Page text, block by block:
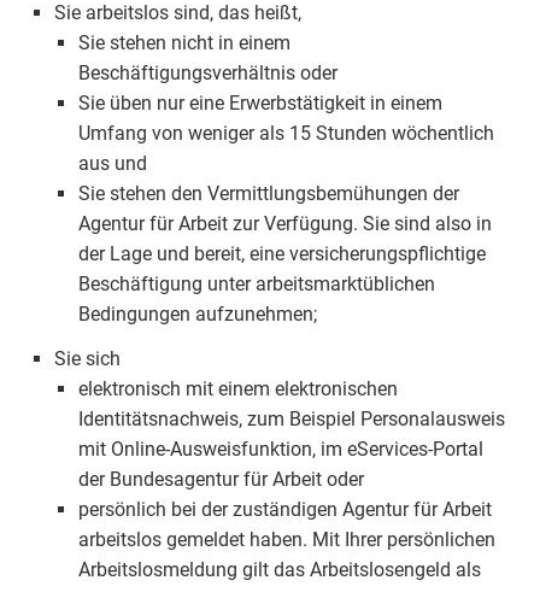
Sie arbeitslos sind, das heißt,
Sie stehen nicht in einem
Beschäftigungsverhältnis oder
Sie üben nur eine Erwerbstätigkeit in einem
Umfang von weniger als 15 Stunden wöchentlich
aus und
Sie stehen den Vermittlungsbemühungen der
Agentur für Arbeit zur Verfügung. Sie sind also in
der Lage und bereit, eine versicherungspflichtige
Beschäftigung unter arbeitsmarktüblichen
Bedingungen aufzunehmen;
Sie sich
elektronisch mit einem elektronischen
Identitätsnachweis, zum Beispiel Personalausweis
mit Online-Ausweisfunktion, im eServices-Portal
der Bundesagentur für Arbeit oder
persönlich bei der zuständigen Agentur für Arbeit
arbeitslos gemeldet haben. Mit Ihrer persönlichen
Arbeitslosmeldung gilt das Arbeitslosengeld als